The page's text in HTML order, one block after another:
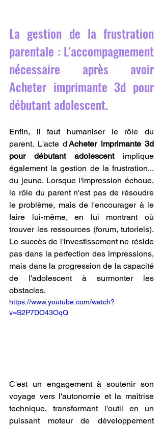
La gestion de la frustration
parentale : L'accompagnement
nécessaire après avoir
Acheter imprimante 3d pour
débutant adolescent.
Enfin, il faut humaniser le rôle du
parent. L'acte d'Acheter imprimante 3d
pour débutant adolescent implique
également la gestion de la frustration...
du jeune. Lorsque l'impression échoue,
le rôle du parent n'est pas de résoudre
le problème, mais de l'encourager à le
faire lui-même, en lui montrant où
trouver les ressources (forum, tutoriels).
Le succès de l'investissement ne réside
pas dans la perfection des impressions,
mais dans la progression de la capacité
de l'adolescent à surmonter les
obstacles.
https://www.youtube.com/watch?
v=S2P7DO43OqQ
C'est un engagement à soutenir son
voyage vers l'autonomie et la maîtrise
technique, transformant l'outil en un
puissant moteur de développement